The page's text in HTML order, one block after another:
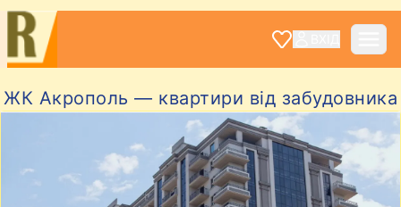
ЖК Акрополь — квартири від забудовника